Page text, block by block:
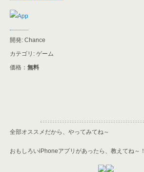
開発: Chance
カテゴリ: ゲーム
価格： 無料
全部オススメだから、やってみてね～
おもしろいiPhoneアプリがあったら、教えてね～！